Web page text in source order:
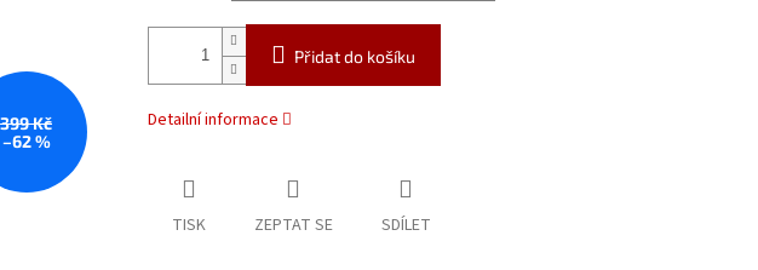
399 Kč
–62 %
Přidat do košíku
Detailní informace
TISK ZEPTAT SE SDÍLET